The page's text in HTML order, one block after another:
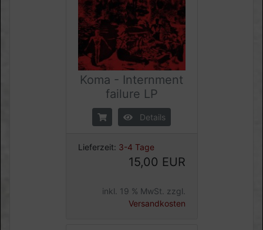
Koma - Internment
failure LP
Details
Lieferzeit: 3-4 Tage
15,00 EUR
inkl. 19 % MwSt. zzgl.
Versandkosten